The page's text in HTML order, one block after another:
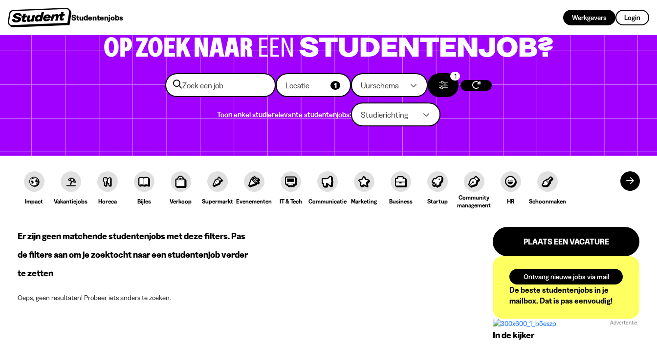
Studentenjobs Werkgevers Login
OP ZOEK NAAREENSTUDENTENJOB?
Locatie 1 Uurschema
1
Toon enkel studierelevante studentenjobs: Studierichting
Impact Vakantiejobs Horeca Bijles Verkoop Supermarkt Evenementen IT & Tech Communicatie Marketing Business Startup
Community
management
HR Schoonmaken
Er zijn geen matchende studentenjobs met deze filters. Pas
de filters aan om je zoektocht naar een studentenjob verder
te zetten
Oeps, geen resultaten! Probeer iets anders te zoeken.
PLAATS EEN VACATURE
Ontvang nieuwe jobs via mail
De beste studentenjobs in je
mailbox. Dat is pas eenvoudig!
Advertentie
In de kijker